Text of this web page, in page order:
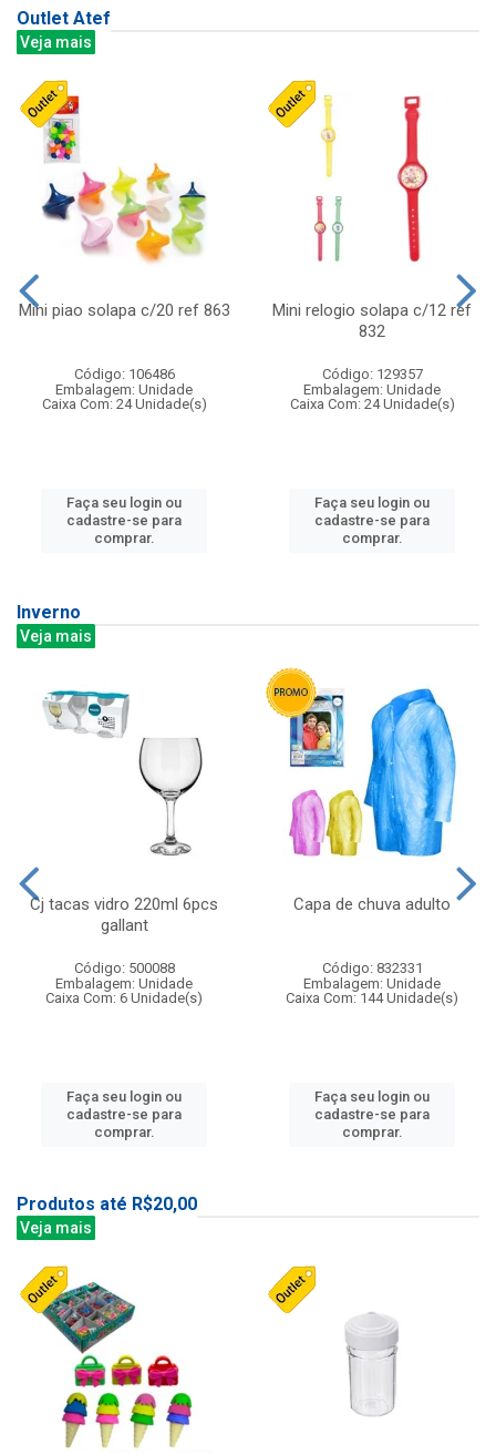
Outlet Atef
Veja mais
Mini piao solapa c/20 ref 863
Código: 106486
Embalagem: Unidade
Caixa Com: 24 Unidade(s)
Faça seu login ou
cadastre-se para
comprar.
Mini relogio solapa c/12 ref
832
Código: 129357
Embalagem: Unidade
Caixa Com: 24 Unidade(s)
Faça seu login ou
cadastre-se para
comprar.
Inverno
Veja mais
Cj tacas vidro 220ml 6pcs
gallant
Código: 500088
Embalagem: Unidade
Caixa Com: 6 Unidade(s)
Faça seu login ou
cadastre-se para
comprar.
Capa de chuva adulto
Código: 832331
Embalagem: Unidade
Caixa Com: 144 Unidade(s)
Faça seu login ou
cadastre-se para
comprar.
Produtos até R$20,00
Veja mais